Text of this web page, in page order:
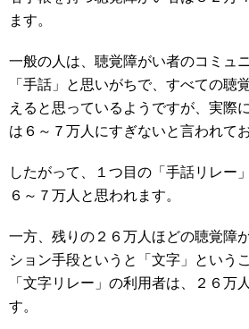
ます。
一般の人は、聴覚障がい者のコミュ
「手話」と思いがちで、すべての聴
えると思っているようですが、実際
は６～７万人にすぎないと言われて
したがって、１つ目の「手話リレー
６～７万人と思われます。
一方、残りの２６万人ほどの聴覚障
ション手段というと「文字」という
「文字リレー」の利用者は、２６万
す。